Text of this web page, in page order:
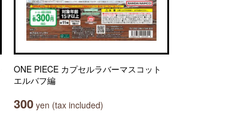
ONE PIECE カプセルラバーマスコット
エルバフ編
300 yen (tax included)